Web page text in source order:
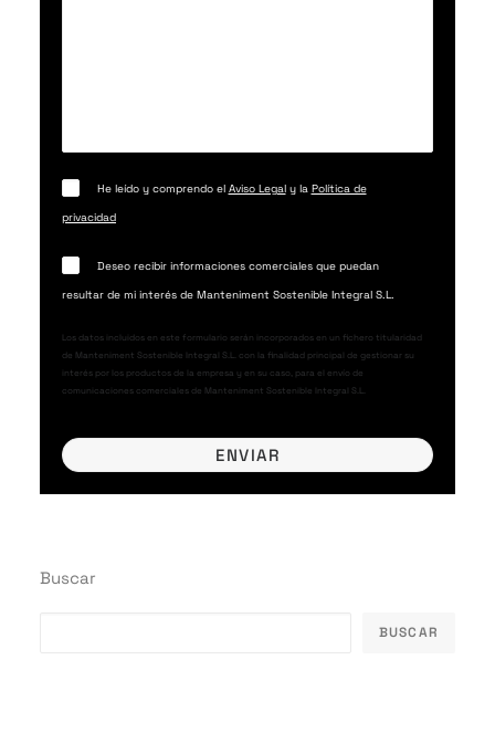
He leído y comprendo el Aviso Legaly la Política de
privacidad
Deseo recibir informaciones comerciales que puedan
resultar de mi interés de Manteniment Sostenible Integral S.L.
Los datos incluidos en este formulario serán incorporados en un fichero titularidad
de Manteniment Sostenible Integral S.L. con la finalidad principal de gestionar su
interés por los productos de la empresa y en su caso, para el envío de
comunicaciones comerciales de Manteniment Sostenible Integral S.L.
Buscar
BUSCAR